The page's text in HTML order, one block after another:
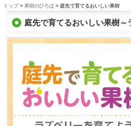
トップ> 果樹のひろば > 庭先で育てるおいしい果樹
庭先で育てるおいしい果樹～